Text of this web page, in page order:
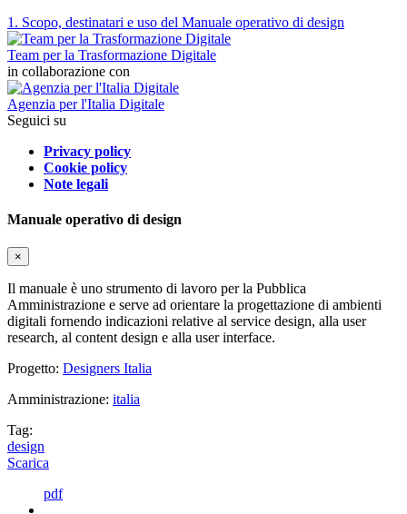
1. Scopo, destinatari e uso del Manuale operativo di design
Team per la Trasformazione Digitale
in collaborazione con
Agenzia per l'Italia Digitale
Seguici su
Privacy policy
Cookie policy
Note legali
Manuale operativo di design
×
Il manuale è uno strumento di lavoro per la Pubblica
Amministrazione e serve ad orientare la progettazione di ambienti
digitali fornendo indicazioni relative al service design, alla user
research, al content design e alla user interface.
Progetto: Designers Italia
Amministrazione: italia
Tag:
design
Scarica
pdf